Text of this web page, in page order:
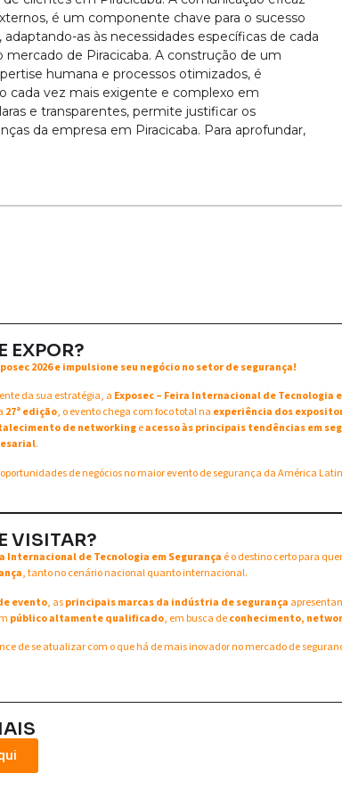
é um componente chave para o sucesso
as às necessidades específicas de cada
de Piracicaba. A construção de um
humana e processos otimizados, é
cada vez mais exigente e complexo em
e transparentes, permite justificar os
da empresa em Piracicaba. Para aprofundar,
EXPOR?
2026 e impulsione seu negócio no setor de segurança!
da sua estratégia, a Exposec – Feira Internacional de Tecnologia
27ª edição, o evento chega com foco total na experiência dos
de networkingeacesso às principais tendências em
.
de negócios no maior evento de segurança da América
VISITAR?
Internacional de Tecnologia em Segurança é o destino certo para
, tanto no cenário nacional quanto internacional.
evento, asprincipais marcas da indústria de segurança
público altamente qualificado, em busca deconhecimento,
de se atualizar com o que há de mais inovador no mercado de